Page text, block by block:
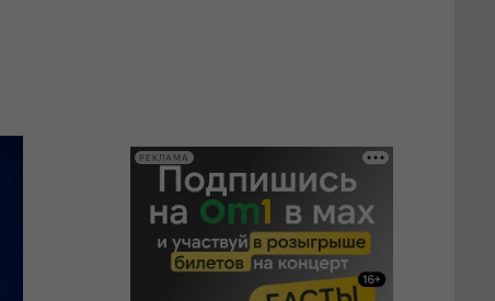
РЕКЛАМА